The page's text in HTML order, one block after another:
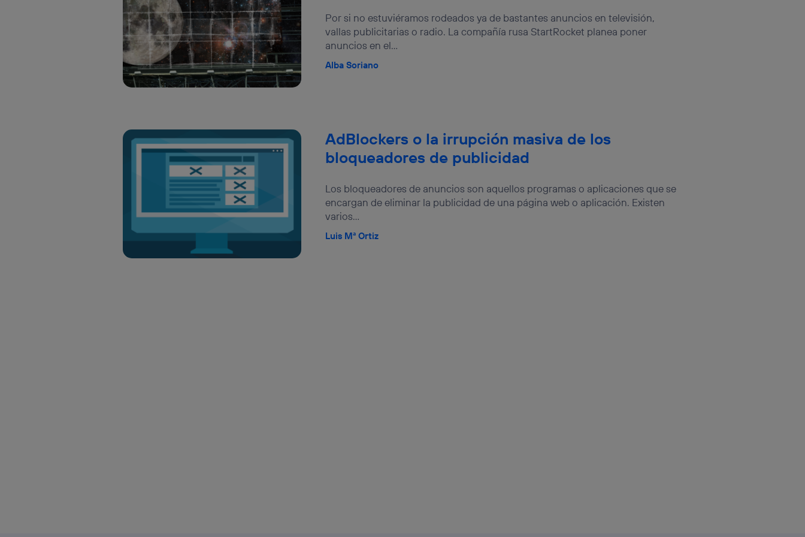
Por si no estuviéramos rodeados ya de bastantes anuncios en televisión,
vallas publicitarias o radio. La compañía rusa StartRocket planea poner
anuncios en el...
Alba Soriano
AdBlockers o la irrupción masiva de los
bloqueadores de publicidad
Los bloqueadores de anuncios son aquellos programas o aplicaciones que se
encargan de eliminar la publicidad de una página web o aplicación. Existen
varios...
Luis Mª Ortiz